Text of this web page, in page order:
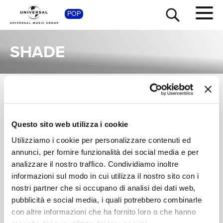
Questo sito web utilizza i cookie
Utilizziamo i cookie per personalizzare contenuti ed
annunci, per fornire funzionalità dei social media e per
analizzare il nostro traffico. Condividiamo inoltre
informazioni sul modo in cui utilizza il nostro sito con i
nostri partner che si occupano di analisi dei dati web,
pubblicità e social media, i quali potrebbero combinarle
con altre informazioni che ha fornito loro o che hanno
POP
SHADE
ELETTRA
LAMBORGHINI,
SHADE
DIRE FARE BACIARE
Digitale
SHOP
TOUR
NEWS
RICERCA
CHI SIAMO
CONTATTI